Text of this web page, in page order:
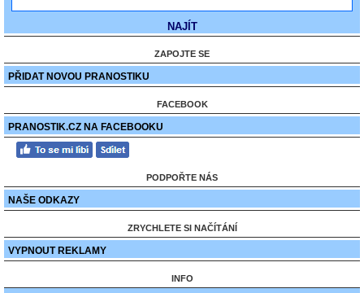
ZAPOJTE SE
PŘIDAT NOVOU PRANOSTIKU
FACEBOOK
PRANOSTIK.CZ NA FACEBOOKU
PODPOŘTE NÁS
NAŠE ODKAZY
ZRYCHLETE SI NAČÍTÁNÍ
VYPNOUT REKLAMY
INFO